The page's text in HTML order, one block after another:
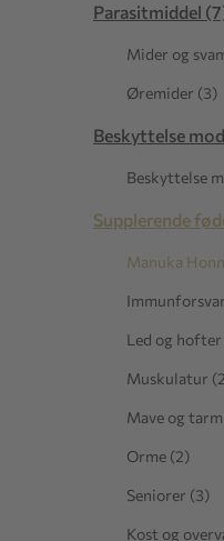
Parasitmiddel
Mider og
Øremider (3)
Beskyttelse
Beskyttelse
Supplerende
Manuka
Led og
Muskulatur
Mave og
Orme (2)
Seniorer (3)
Kost og